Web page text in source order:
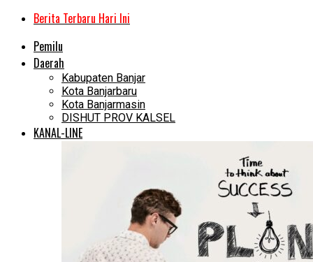
Berita Terbaru Hari Ini
Pemilu
Daerah
Kabupaten Banjar
Kota Banjarbaru
Kota Banjarmasin
DISHUT PROV KALSEL
KANAL-LINE